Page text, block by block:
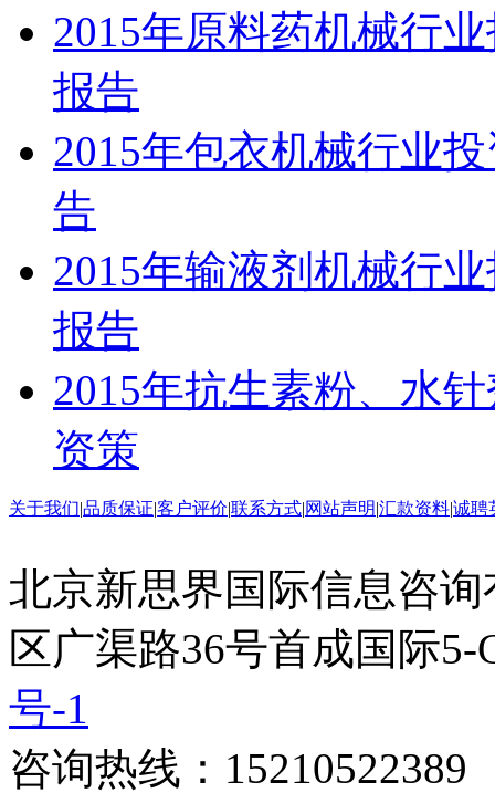
2015年原料药机械行
报告
2015年包衣机械行业
告
2015年输液剂机械行
报告
2015年抗生素粉、水
资策
关于我们|品质保证|客户评价|联系方式|网站声明|汇款资料|诚聘
北京新思界国际信息咨
区广渠路36号首成国际
号-1
咨询热线：